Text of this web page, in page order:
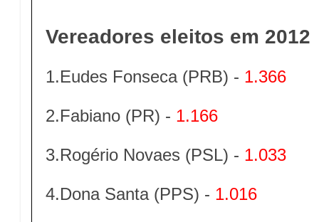
Vereadores eleitos em 2012
1.Eudes Fonseca (PRB) - 1.366
2.Fabiano (PR) - 1.166
3.Rogério Novaes (PSL) - 1.033
4.Dona Santa (PPS) - 1.016